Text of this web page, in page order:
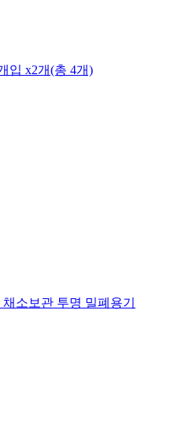
입 x2개(총 4개)
소보관 투명 밀폐용기